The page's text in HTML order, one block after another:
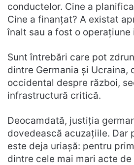
conductelor. Cine a
Cine a finanțat? A existat
înalt sau a fost o operațiune
Sunt întrebări care pot
dintre Germania și Ucraina,
occidental despre război,
infrastructură critică.
Deocamdată, justiția
dovedească acuzațiile. Dar
este deja uriașă: pentru
dintre cele mai mari acte